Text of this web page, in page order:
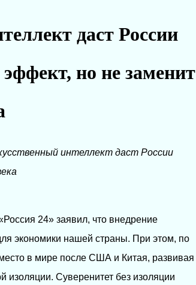
даст России
но не заменит
интеллект даст России
24» заявил, что внедрение
экономики нашей страны. При этом, по
в мире после США и Китая, развивая
Суверенитет без изоляции